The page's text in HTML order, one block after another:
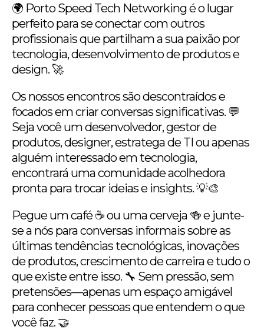
🌍 Porto Speed Tech Networking é o lugar
perfeito para se conectar com outros
profissionais que partilham a sua paixão por
tecnologia, desenvolvimento de produtos e
design. 🚀
Os nossos encontros são descontraídos e
focados em criar conversas significativas. 💬
Seja você um desenvolvedor, gestor de
produtos, designer, estratega de TI ou apenas
alguém interessado em tecnologia,
encontrará uma comunidade acolhedora
pronta para trocar ideias e insights. 💡🎨
Pegue um café ☕️ ou uma cerveja 🍻 e junte-
se a nós para conversas informais sobre as
últimas tendências tecnológicas, inovações
de produtos, crescimento de carreira e tudo o
que existe entre isso. 🔧 Sem pressão, sem
pretensões—apenas um espaço amigável
para conhecer pessoas que entendem o que
você faz. 🤝